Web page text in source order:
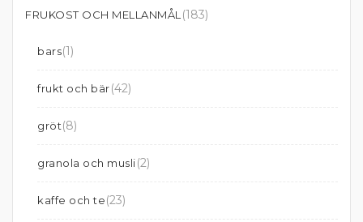
FRUKOST OCH MELLANMÅL (183)
bars(1)
frukt och bär(42)
gröt(8)
granola och musli(2)
kaffe och te(23)